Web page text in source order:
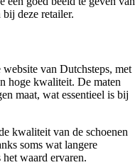
deze retailer.
van Dutchsteps, met
hoge kwaliteit. De maten
maat, wat essentieel is bij
kwaliteit van de schoenen
soms wat langere
waard ervaren.